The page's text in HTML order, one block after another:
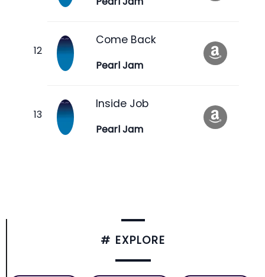
Come Back
Pearl Jam
Inside Job
Pearl Jam
# EXPLORE